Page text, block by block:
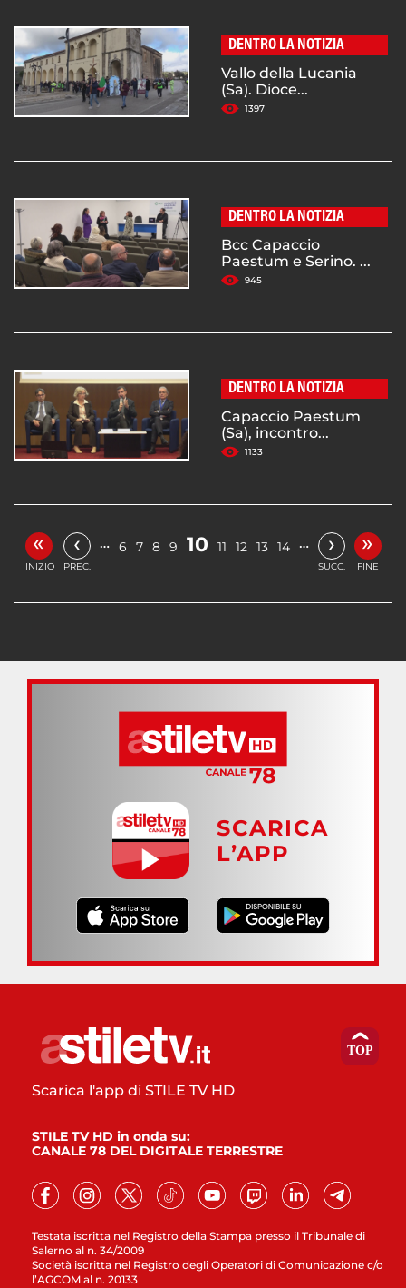
DENTRO LA NOTIZIA
Vallo della Lucania
(Sa). Dioce...
1397
DENTRO LA NOTIZIA
Bcc Capaccio
Paestum e Serino. ...
945
DENTRO LA NOTIZIA
Capaccio Paestum
(Sa), incontro...
1133
«
INIZIO
‹
PREC.
… 6 7 8 9 10 11 12 13 14 … ›
SUCC.
»
FINE
SCARICA
L’APP
Testata iscritta nel Registro della Stampa presso il Tribunale di
Salerno al n. 34/2009
Società iscritta nel Registro degli Operatori di Comunicazione c/o
l’AGCOM al n. 20133
Scarica l'app di STILE TV HD
STILE TV HD in onda su:
CANALE 78 DEL DIGITALE TERRESTRE